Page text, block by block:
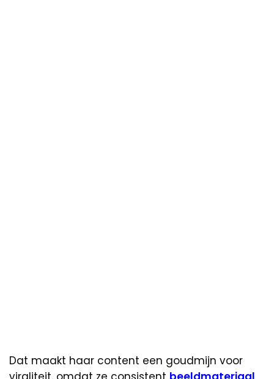
Dat maakt haar content een goudmijn voor